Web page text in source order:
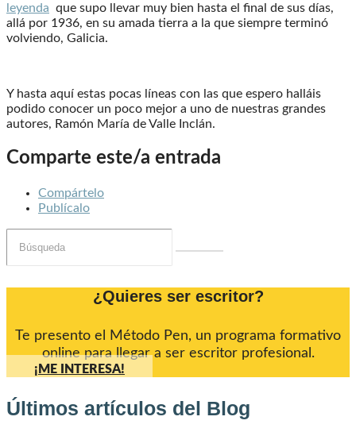
leyenda que supo llevar muy bien hasta el final de sus días,
allá por 1936, en su amada tierra a la que siempre terminó
volviendo, Galicia.
Y hasta aquí estas pocas líneas con las que espero halláis
podido conocer un poco mejor a uno de nuestras grandes
autores, Ramón María de Valle Inclán.
Comparte este/a entrada
Compártelo
Publícalo
¿Quieres ser escritor?
Te presento el Método Pen, un programa formativo
online para llegar a ser escritor profesional.
¡ME INTERESA!
Últimos artículos del Blog